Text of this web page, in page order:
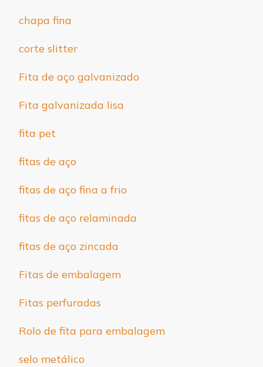
chapa fina
corte slitter
Fita de aço galvanizado
Fita galvanizada lisa
fita pet
fitas de aço
fitas de aço fina a frio
fitas de aço relaminada
fitas de aço zincada
Fitas de embalagem
Fitas perfuradas
Rolo de fita para embalagem
selo metálico